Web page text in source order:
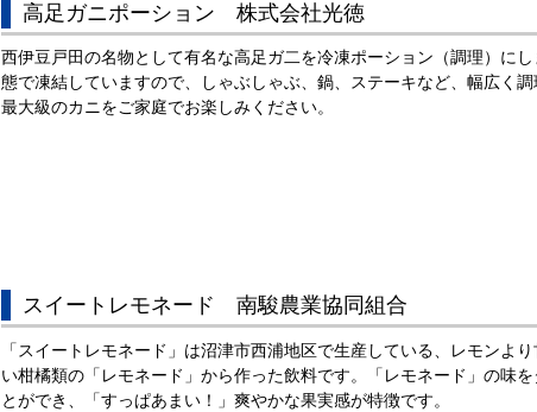
高足ガニポーション 株式会社光徳
西伊豆戸田の名物として有名な高足ガ二を冷凍ポーション（調理）に
態で凍結していますので、しゃぶしゃぶ、鍋、ステーキなど、幅広く
最大級のカニをご家庭でお楽しみください。
スイートレモネード 南駿農業協同組合
「スイートレモネード」は沼津市西浦地区で生産している、レモンよ
い柑橘類の「レモネード」から作った飲料です。「レモネード」の味を
とができ、「すっぱあまい！」爽やかな果実感が特徴です。